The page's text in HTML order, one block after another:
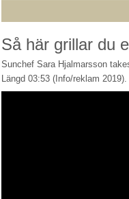
Så här grillar du
Sunchef Sara Hjalmarsson
Längd 03:53 (Info/reklam 2019).